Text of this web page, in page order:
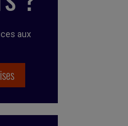
aux